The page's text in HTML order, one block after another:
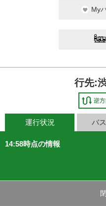
My
行先:
運行状況 バ
14:58時点の情報